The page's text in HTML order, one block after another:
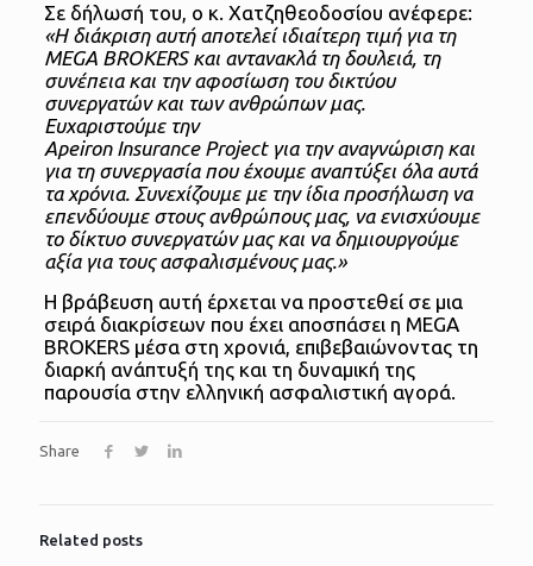
Σε δήλωσή του, ο κ. Χατζηθεοδοσίου ανέφερε:
«Η διάκριση αυτή αποτελεί ιδιαίτερη τιμή για τη
MEGA BROKERS και αντανακλά τη δουλειά, τη
συνέπεια και την αφοσίωση του δικτύου
συνεργατών και των ανθρώπων μας.
Ευχαριστούμε την
Apeiron Insurance Project για την αναγνώριση και
για τη συνεργασία που έχουμε αναπτύξει όλα αυτά
τα χρόνια. Συνεχίζουμε με την ίδια προσήλωση να
επενδύουμε στους ανθρώπους μας, να ενισχύουμε
το δίκτυο συνεργατών μας και να δημιουργούμε
αξία για τους ασφαλισμένους μας.»
Η βράβευση αυτή έρχεται να προστεθεί σε μια
σειρά διακρίσεων που έχει αποσπάσει η MEGA
BROKERS μέσα στη χρονιά, επιβεβαιώνοντας τη
διαρκή ανάπτυξή της και τη δυναμική της
παρουσία στην ελληνική ασφαλιστική αγορά.
Share
Related posts